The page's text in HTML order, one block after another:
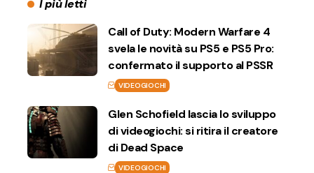
I più letti
Call of Duty: Modern Warfare 4
svela le novità su PS5 e PS5 Pro:
confermato il supporto al PSSR
VIDEOGIOCHI
Glen Schofield lascia lo sviluppo
di videogiochi: si ritira il creatore
di Dead Space
VIDEOGIOCHI